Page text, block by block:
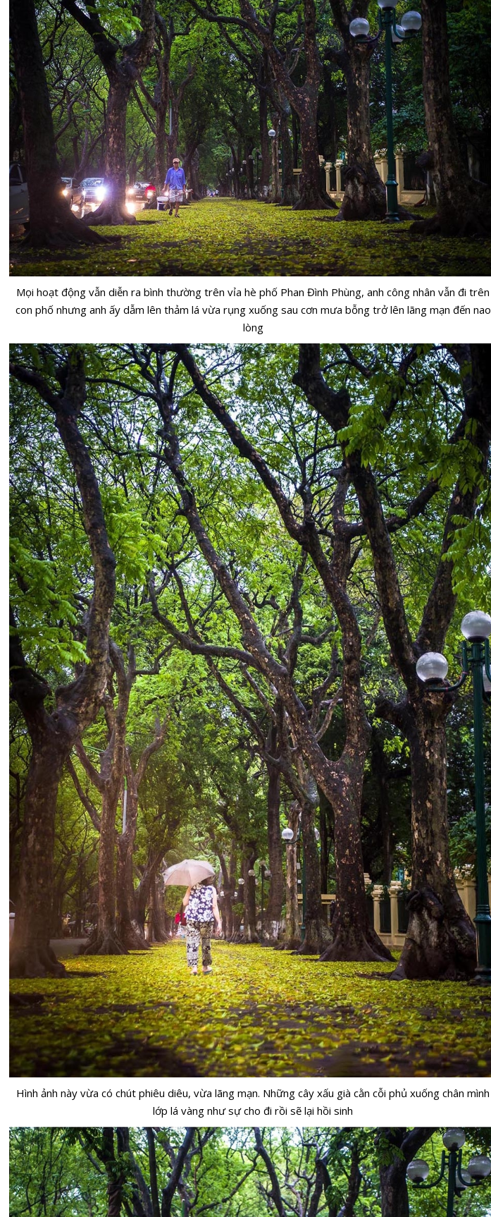
Mọi hoạt động vẫn diễn ra bình thường trên vỉa hè phố Phan Đình Phùng, anh công nhân vẫn đi trên
con phố nhưng anh ấy dẫm lên thảm lá vừa rụng xuống sau cơn mưa bỗng trở lên lãng mạn đến nao
lòng
Hình ảnh này vừa có chút phiêu diêu, vừa lãng mạn. Những cây xấu già cằn cỗi phủ xuống chân mình
lớp lá vàng như sự cho đi rồi sẽ lại hồi sinh